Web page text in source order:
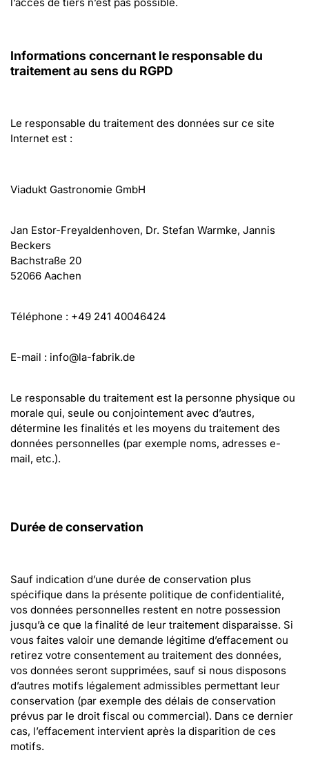
Informations concernant le responsable du
traitement au sens du RGPD
Le responsable du traitement des données sur ce site
Internet est :
Viadukt Gastronomie GmbH
Jan Estor-Freyaldenhoven, Dr. Stefan Warmke, Jannis
Beckers
Bachstraße 20
52066 Aachen
Téléphone : +49 241 40046424
E-mail : info@la-fabrik.de
Le responsable du traitement est la personne physique ou
morale qui, seule ou conjointement avec d’autres,
détermine les finalités et les moyens du traitement des
données personnelles (par exemple noms, adresses e-
mail, etc.).
Durée de conservation
Sauf indication d’une durée de conservation plus
spécifique dans la présente politique de confidentialité,
vos données personnelles restent en notre possession
jusqu’à ce que la finalité de leur traitement disparaisse. Si
vous faites valoir une demande légitime d’effacement ou
retirez votre consentement au traitement des données,
vos données seront supprimées, sauf si nous disposons
d’autres motifs légalement admissibles permettant leur
conservation (par exemple des délais de conservation
prévus par le droit fiscal ou commercial). Dans ce dernier
cas, l’effacement intervient après la disparition de ces
motifs.